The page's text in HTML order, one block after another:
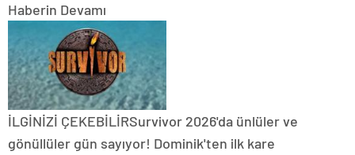
Haberin Devamı
İLGİNİZİ ÇEKEBİLİRSurvivor 2026'da ünlüler ve
gönüllüler gün sayıyor! Dominik'ten ilk kare